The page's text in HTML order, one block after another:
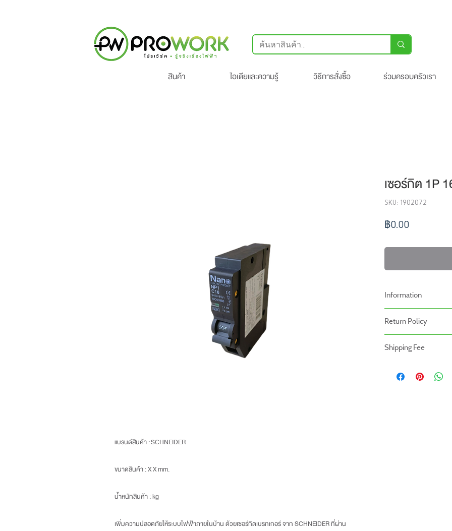
สินค้า ไอเดียและความรู้ วิธีการสั่งซื้อ ร่วมครอบครัวเรา
แบรนด์สินค้า : SCHNEIDER
ขนาดสินค้า: X X mm.
น้ำหนักสินค้า: kg
เพิ่มความปลอดภัยให้ระบบไฟฟ้าภายในบ้าน ด้วยเซอร์กิตเบรกเกอร์ จาก SCHNEIDER ที่ผ่าน
เซอร์กิต 1P
SKU: 1902072
฿0.00ราคา
Information
-ระยะเวลารับประกันสินค้า
หน้าร้าน
Return Policy
- สินค้าสามารถคืนได้ภาย
- ค่าขนส่งจะไม่สามารถคืน
Shipping Fee